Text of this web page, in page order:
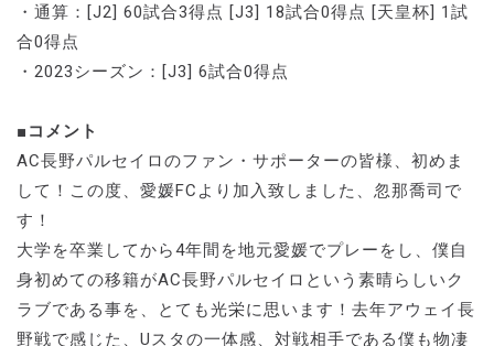
・通算：[J2] 60試合3得点 [J3] 18試合0得点 [天皇杯] 1試
合0得点
・2023シーズン：[J3] 6試合0得点
■コメント
AC長野パルセイロのファン・サポーターの皆様、初めま
して！この度、愛媛FCより加入致しました、忽那喬司で
す！
大学を卒業してから4年間を地元愛媛でプレーをし、僕自
身初めての移籍がAC長野パルセイロという素晴らしいク
ラブである事を、とても光栄に思います！去年アウェイ長
野戦で感じた、Uスタの一体感、対戦相手である僕も物凄